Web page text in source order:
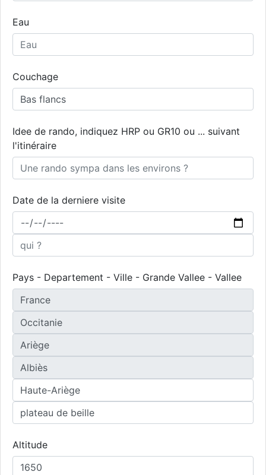
Eau
Couchage
Idee de rando, indiquez HRP ou GR10 ou ... suivant
l'itinéraire
Date de la derniere visite
Pays - Departement - Ville - Grande Vallee - Vallee
Altitude